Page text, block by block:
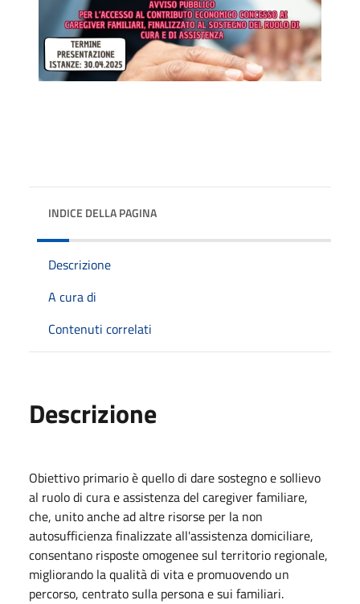
INDICE DELLA PAGINA
Descrizione
A cura di
Contenuti correlati
Descrizione
Obiettivo primario è quello di dare sostegno e sollievo
al ruolo di cura e assistenza del caregiver familiare,
che, unito anche ad altre risorse per la non
autosufficienza finalizzate all'assistenza domiciliare,
consentano risposte omogenee sul territorio regionale,
migliorando la qualità di vita e promuovendo un
percorso, centrato sulla persona e sui familiari.